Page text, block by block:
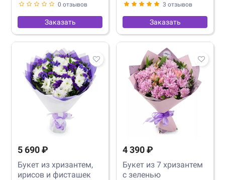
0 отзывов
Заказать
3 отзывов
Заказать
5 690 ₽
Букет из хризантем,
ирисов и фисташек
4 390 ₽
Букет из 7 хризантем
с зеленью